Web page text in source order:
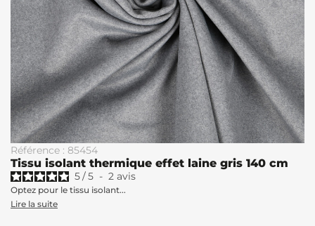
Référence : 85454
Tissu isolant thermique effet laine gris 140 cm
5/5 - 2 avis
Optez pour le tissu isolant...
Lire la suite